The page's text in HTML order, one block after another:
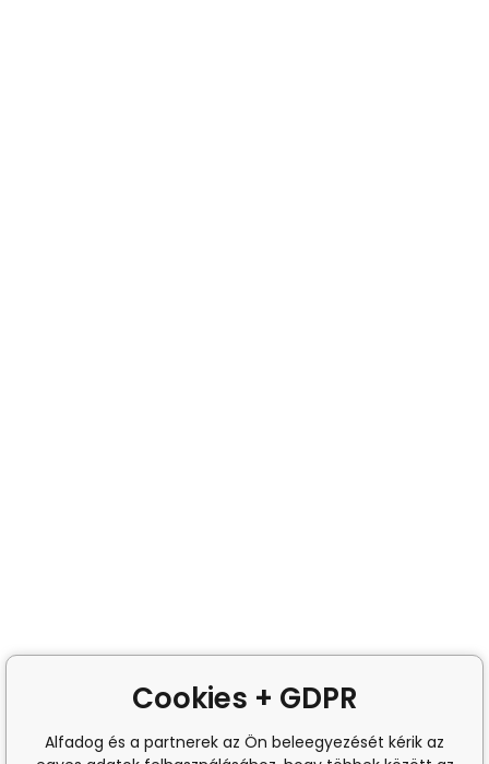
Cookies + GDPR
Alfadog és a partnerek az Ön beleegyezését kérik az